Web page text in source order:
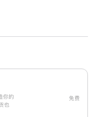
你的
也
免费